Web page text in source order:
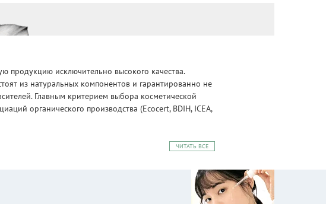
продукцию исключительно высокого качества.
из натуральных компонентов и гарантированно не
Главным критерием выбора косметической
органического производства (Ecocert, BDIH, ICEA,
ЧИТАТЬ ВСЕ